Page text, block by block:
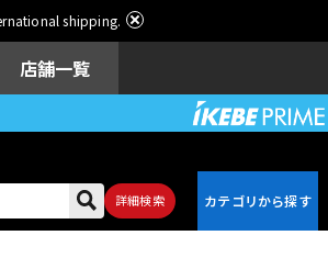
shipping.
店舗一覧
詳細検索